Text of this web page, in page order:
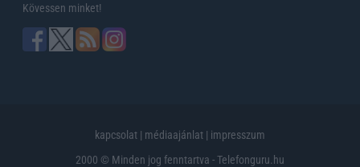
Kövessen minket!
kapcsolat | médiaajánlat | impresszum
2000 © Minden jog fenntartva - Telefonguru.hu